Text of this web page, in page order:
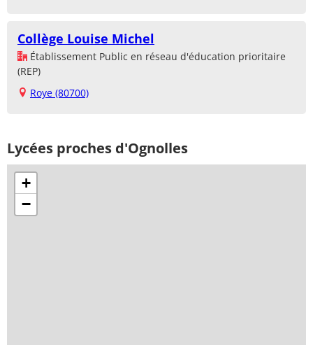
Collège Louise Michel
Établissement Public en réseau d'éducation prioritaire
(REP)
Roye (80700)
Lycées proches d'Ognolles
+
−